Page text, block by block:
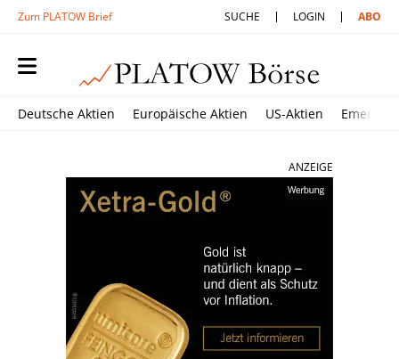
Zum PLATOW Brief SUCHE LOGIN ABO
Deutsche Aktien Europäische Aktien US-Aktien
ANZEIGE